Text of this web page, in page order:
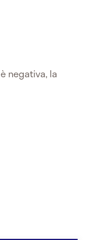
è negativa, la